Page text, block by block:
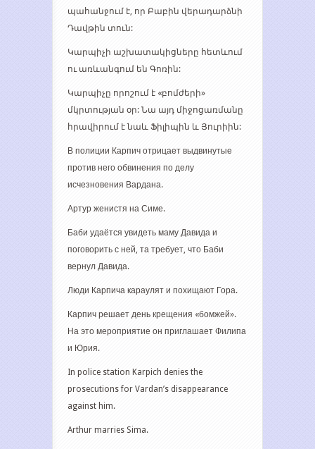
պահանջում է, որ Բաբին վերադարձնի
Դավթին տուն:
Կարպիչի աշխատակիցները հետևում
ու առևանգում են Գոռին:
Կարպիչը որոշում է «բոմժերի»
մկրտության օր: Նա այդ միջոցառմանը
հրավիրում է նաև Ֆիլիպին և Յուրիին:
В полиции Карпич отрицает выдвинутые
против него обвинения по делу
исчезновения Вардана.
Артур женистя на Симе.
Баби удаётся увидеть маму Давида и
поговорить с ней, та требует, что Баби
вернул Давида.
Люди Карпича караулят и похищают Гора.
Карпич решает день крещения «бомжей».
На это мероприятие он приглашает Филипа
и Юрия.
In police station Karpich denies the
prosecutions for Vardan’s disappearance
against him.
Arthur marries Sima.